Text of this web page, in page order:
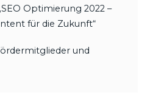
Optimierung 2022 –
für die Zukunft“
und